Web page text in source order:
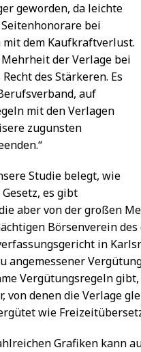
geworden, da leichte
bei
dem Kaufkraftverlust.
der Verlage bei
des Stärkeren. Es
auf
mit den Verlagen
zugunsten
Studie belegt, wie
es gibt
aber von der großen
Börsenverein
in
angemessener
Vergütungsregeln
von denen die Verlage
wie
Grafiken kann